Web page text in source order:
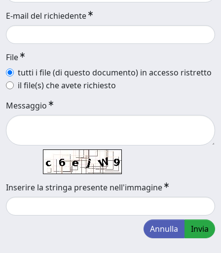
E-mail del richiedente
File
tutti i file (di questo documento) in accesso ristretto
il file(s) che avete richiesto
Messaggio
Inserire la stringa presente nell'immagine
Annulla Invia